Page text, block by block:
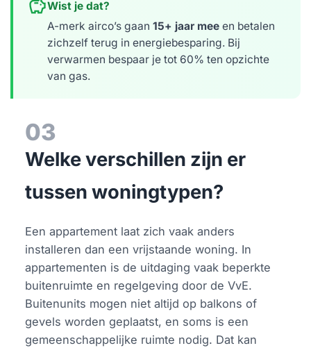
savingsWist je dat?
A-merk airco’s gaan15+ jaar mee en betalen
zichzelf terug in energiebesparing. Bij
verwarmen bespaar je tot 60% ten opzichte
van gas.
03
Welke verschillen zijn er
tussen woningtypen?
Een appartement laat zich vaak anders
installeren dan een vrijstaande woning. In
appartementen is de uitdaging vaak beperkte
buitenruimte en regelgeving door de VvE.
Buitenunits mogen niet altijd op balkons of
gevels worden geplaatst, en soms is een
gemeenschappelijke ruimte nodig. Dat kan